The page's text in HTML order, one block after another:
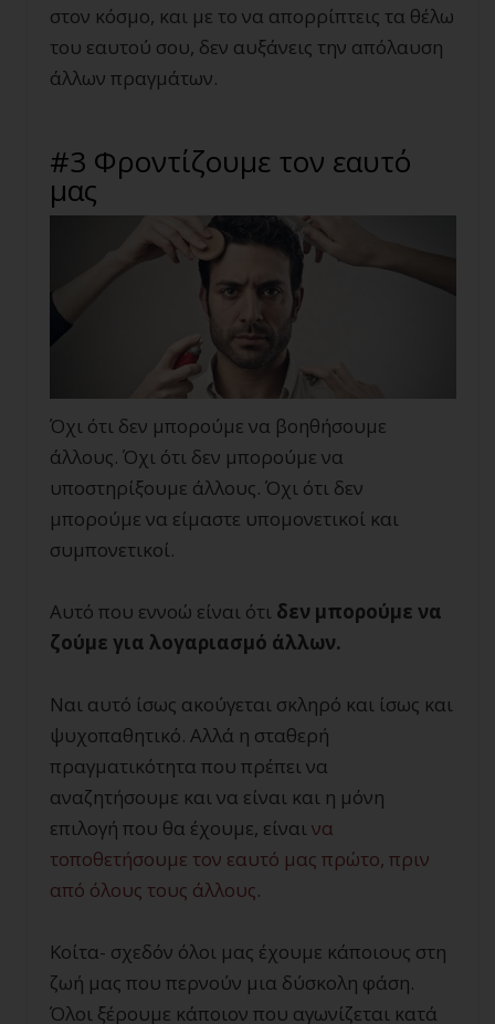
στον κόσμο, και με το να απορρίπτεις τα θέλω
του εαυτού σου, δεν αυξάνεις την απόλαυση
άλλων πραγμάτων.
#3 Φροντίζουμε τον εαυτό
μας
Όχι ότι δεν μπορούμε να βοηθήσουμε
άλλους. Όχι ότι δεν μπορούμε να
υποστηρίξουμε άλλους. Όχι ότι δεν
μπορούμε να είμαστε υπομονετικοί και
συμπονετικοί.
Αυτό που εννοώ είναι ότι δεν μπορούμε να
ζούμε για λογαριασμό άλλων.
Ναι αυτό ίσως ακούγεται σκληρό και ίσως και
ψυχοπαθητικό. Αλλά η σταθερή
πραγματικότητα που πρέπει να
αναζητήσουμε και να είναι και η μόνη
επιλογή που θα έχουμε, είναινα
τοποθετήσουμε τον εαυτό μας πρώτο, πριν
από όλους τους άλλους.
Κοίτα- σχεδόν όλοι μας έχουμε κάποιους στη
ζωή μας που περνούν μια δύσκολη φάση.
Όλοι ξέρουμε κάποιον που αγωνίζεται κατά